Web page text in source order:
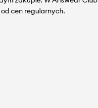
cen regularnych.